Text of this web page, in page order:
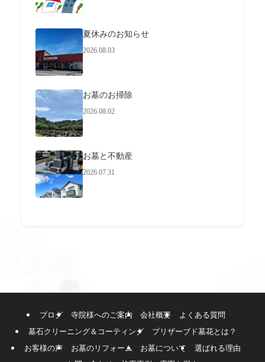
夏休みのお知らせ
2026.08.03
お墓のお掃除
2026.08.02
お墓と不動産
2026.07.31
ブログ 寺院様へのご案内 会社概要
よくある質問
墓石クリーニング＆コーティング
プリザーブド墓花とは？
お客様の声
お墓のリフォーム お墓について
選ばれる理由